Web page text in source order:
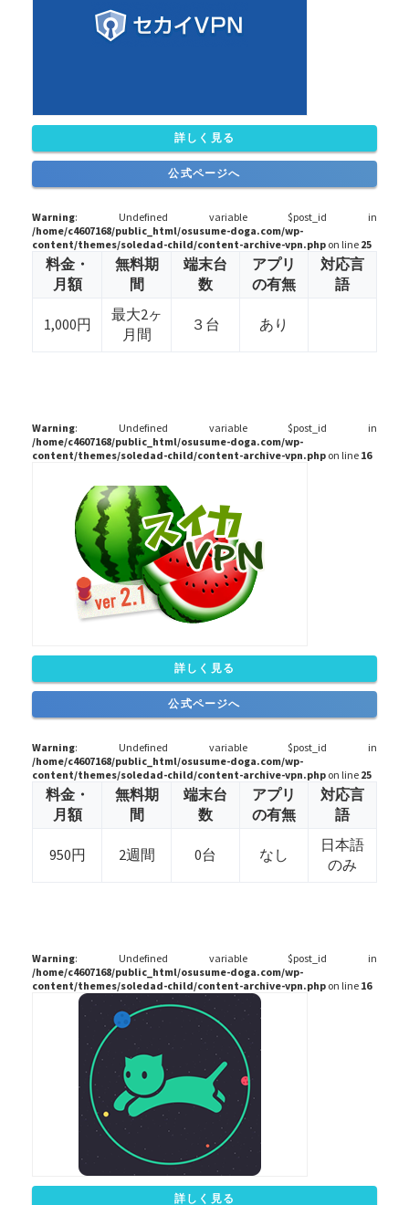
詳しく見る
公式ページへ
Warning: Undefined variable $post_id in
/home/c4607168/public_html/osusume-doga.com/wp-
content/themes/soledad-child/content-archive-vpn.php on line 25
料金・
月額
無料期
間
端末台
数
アプリ
の有無
対応言
語
1,000円
最大2ヶ
月間
３台 あり
Warning: Undefined variable $post_id in
/home/c4607168/public_html/osusume-doga.com/wp-
content/themes/soledad-child/content-archive-vpn.php on line 16
詳しく見る
公式ページへ
Warning: Undefined variable $post_id in
/home/c4607168/public_html/osusume-doga.com/wp-
content/themes/soledad-child/content-archive-vpn.php on line 25
料金・
月額
無料期
間
端末台
数
アプリ
の有無
対応言
語
950円 2週間 0台 なし
日本語
のみ
Warning: Undefined variable $post_id in
/home/c4607168/public_html/osusume-doga.com/wp-
content/themes/soledad-child/content-archive-vpn.php on line 16
詳しく見る